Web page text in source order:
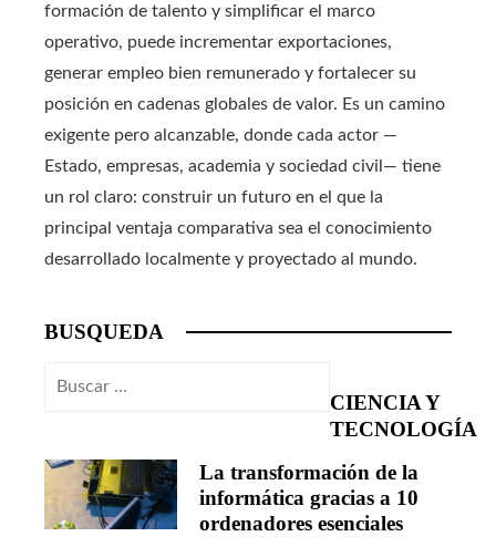
formación de talento y simplificar el marco
operativo, puede incrementar exportaciones,
generar empleo bien remunerado y fortalecer su
posición en cadenas globales de valor. Es un camino
exigente pero alcanzable, donde cada actor —
Estado, empresas, academia y sociedad civil— tiene
un rol claro: construir un futuro en el que la
principal ventaja comparativa sea el conocimiento
desarrollado localmente y proyectado al mundo.
BUSQUEDA
Buscar:
CIENCIA Y
TECNOLOGÍA
La transformación de la
informática gracias a 10
ordenadores esenciales